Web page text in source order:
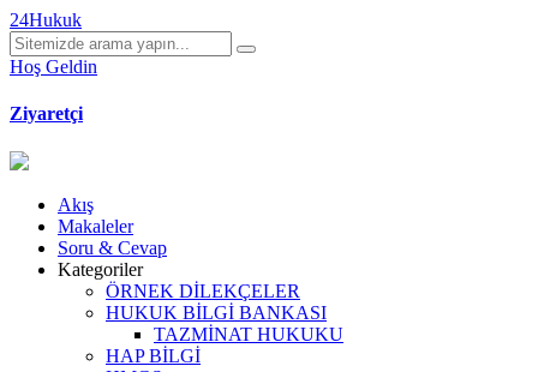
24Hukuk
Hoş Geldin
Ziyaretçi
Akış
Makaleler
Soru & Cevap
Kategoriler
ÖRNEK DİLEKÇELER
HUKUK BİLGİ BANKASI
TAZMİNAT HUKUKU
HAP BİLGİ